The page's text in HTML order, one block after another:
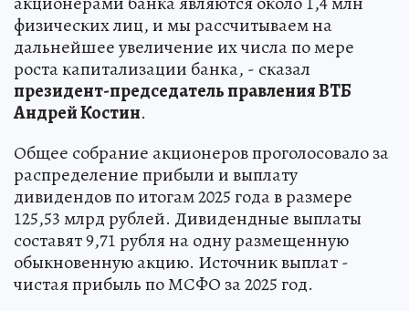
физических лиц, и мы рассчитываем на
дальнейшее увеличение их числа по мере
роста капитализации банка, - сказал
президент-председатель правления ВТБ
Андрей Костин.
Общее собрание акционеров проголосовало за
распределение прибыли и выплату
дивидендов по итогам 2025 года в размере
125,53 млрд рублей. Дивидендные выплаты
составят 9,71 рубля на одну размещенную
обыкновенную акцию. Источник выплат -
чистая прибыль по МСФО за 2025 год.